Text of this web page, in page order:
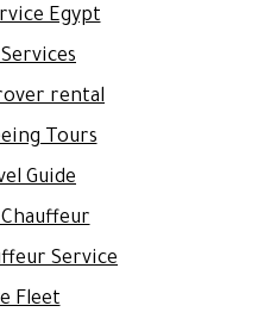
Egypt
rental
Tours
Guide
Service
Fleet